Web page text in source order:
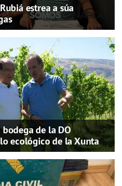
estrea a súa
de la DO
ecológico de la Xunta